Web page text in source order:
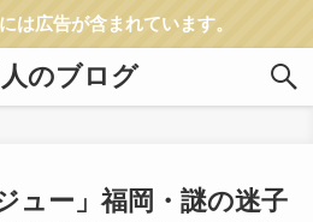
は広告が含まれています。
のブログ
ュー」福岡・謎の迷子